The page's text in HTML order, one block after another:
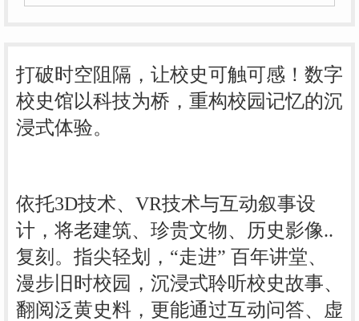
打破时空阻隔，让校史可触可感！数字
校史馆以科技为桥，重构校园记忆的沉
浸式体验。
依托3D技术、 VR技术与互动叙事设
计，将老建筑、珍贵文物、历史影像..
复刻。指尖轻划，“走进” 百年讲堂、
漫步旧时校园，沉浸式聆听校史故事、
翻阅泛黄史料，更能通过互动问答、虚